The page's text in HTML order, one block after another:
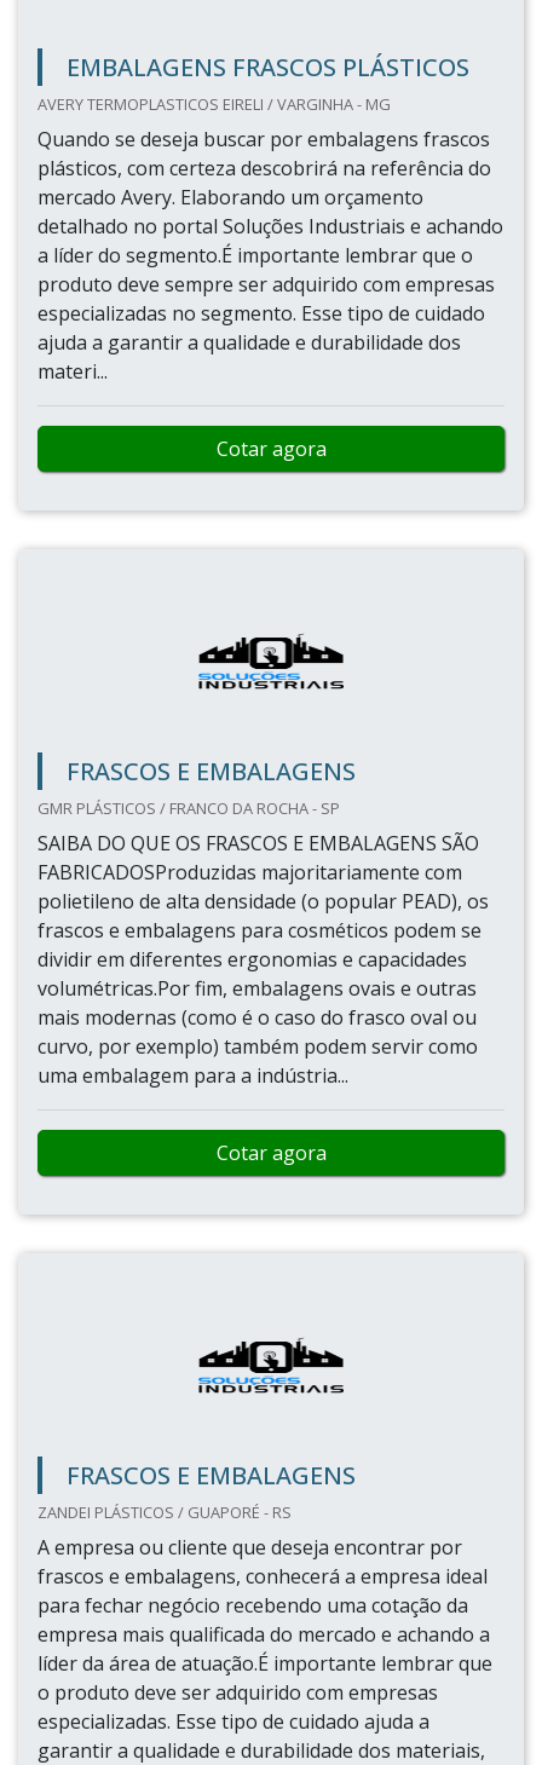
EMBALAGENS FRASCOS PLÁSTICOS
AVERY TERMOPLASTICOS EIRELI / VARGINHA - MG
Quando se deseja buscar por embalagens frascos
plásticos, com certeza descobrirá na referência do
mercado Avery. Elaborando um orçamento
detalhado no portal Soluções Industriais e achando
a líder do segmento.É importante lembrar que o
produto deve sempre ser adquirido com empresas
especializadas no segmento. Esse tipo de cuidado
ajuda a garantir a qualidade e durabilidade dos
materi...
Cotar agora
FRASCOS E EMBALAGENS
GMR PLÁSTICOS / FRANCO DA ROCHA - SP
SAIBA DO QUE OS FRASCOS E EMBALAGENS SÃO
FABRICADOSProduzidas majoritariamente com
polietileno de alta densidade (o popular PEAD), os
frascos e embalagens para cosméticos podem se
dividir em diferentes ergonomias e capacidades
volumétricas.Por fim, embalagens ovais e outras
mais modernas (como é o caso do frasco oval ou
curvo, por exemplo) também podem servir como
uma embalagem para a indústria...
Cotar agora
FRASCOS E EMBALAGENS
ZANDEI PLÁSTICOS / GUAPORÉ - RS
A empresa ou cliente que deseja encontrar por
frascos e embalagens, conhecerá a empresa ideal
para fechar negócio recebendo uma cotação da
empresa mais qualificada do mercado e achando a
líder da área de atuação.É importante lembrar que
o produto deve ser adquirido com empresas
especializadas. Esse tipo de cuidado ajuda a
garantir a qualidade e durabilidade dos materiais,